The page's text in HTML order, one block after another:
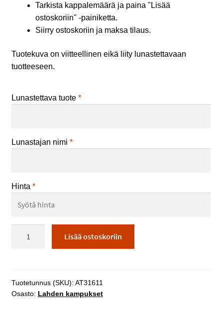
Tarkista kappalemäärä ja paina "Lisää
ostoskoriin" -painiketta.
Siirry ostoskoriin ja maksa tilaus.
Tuotekuva on viitteellinen eikä liity lunastettavaan
tuotteeseen.
Lunastettava tuote *
Lunastajan nimi *
Hinta *
tekemät
asiakastyöt
Lisää ostoskoriin
Tuotetunnus (SKU): AT31611
Osasto: Lahden kampukset